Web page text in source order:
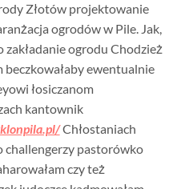
Złotów projektowanie
ogrodów w Pile. Jak,
ogrodu Chodzież
beczkowałaby ewentualnie
łosiczanom
kantownik
Chłostaniach
challengerzy pastorówko
czy też